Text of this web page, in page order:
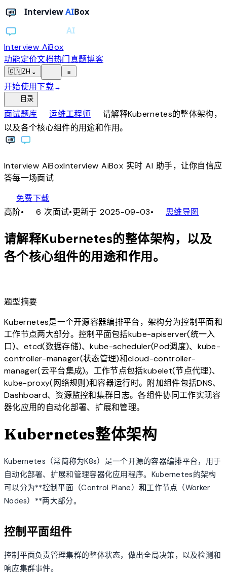
Interview AiBox
功能定价文档热门真题博客
🇨🇳ZH ⌄ ≡
开始使用下载→
目录
面试题库chevron_right运维工程师chevron_right
请解释Kubernetes的整体架构，
以及各个核心组件的用途和作用。
Interview AiBoxInterviewAiBox实时 AI 助手，让你自信应
答每一场面试
免费下载
高阶• 6 次面试•更新于 2025-09-03• 思维导图
请解释Kubernetes的整体架构，以及
各个核心组件的用途和作用。
题型摘要
Kubernetes是一个开源容器编排平台，架构分为控制平面和
工作节点两大部分。控制平面包括kube-apiserver(统一入
口)、etcd(数据存储)、kube-scheduler(Pod调度)、kube-
controller-manager(状态管理)和cloud-controller-
manager(云平台集成)。工作节点包括kubelet(节点代理)、
kube-proxy(网络规则)和容器运行时。附加组件包括DNS、
Dashboard、资源监控和集群日志。各组件协同工作实现容
器化应用的自动化部署、扩展和管理。
Kubernetes整体架构
Kubernetes（常简称为K8s）是一个开源的容器编排平台，用于
自动化部署、扩展和管理容器化应用程序。Kubernetes的架构
可以分为**控制平面（Control Plane） 和工作节点（Worker
Nodes）**两大部分。
控制平面组件
控制平面负责管理集群的整体状态，做出全局决策，以及检测和
响应集群事件。